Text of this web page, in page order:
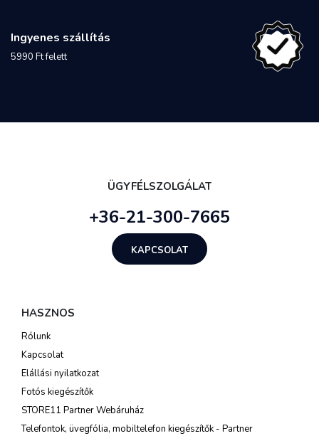
Ingyenes szállítás
5990 Ft felett
ÜGYFÉLSZOLGÁLAT
+36-21-300-7665
KAPCSOLAT
HASZNOS
Rólunk
Kapcsolat
Elállási nyilatkozat
Fotós kiegészítők
STORE11 Partner Webáruház
Telefontok, üvegfólia, mobiltelefon kiegészítők - Partner